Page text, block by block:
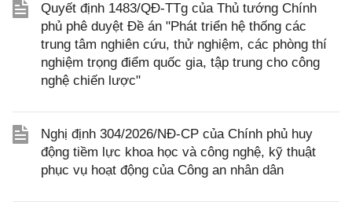
Quyết định 1483/QĐ-TTg của Thủ tướng Chính
phủ phê duyệt Đề án "Phát triển hệ thống các
trung tâm nghiên cứu, thử nghiệm, các phòng thí
nghiệm trọng điểm quốc gia, tập trung cho công
nghệ chiến lược"
Nghị định 304/2026/NĐ-CP của Chính phủ huy
động tiềm lực khoa học và công nghệ, kỹ thuật
phục vụ hoạt động của Công an nhân dân